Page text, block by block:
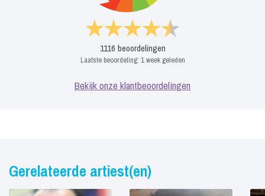
1116 beoordelingen
Laatste beoordeling: 1 week geleden
Bekijk onze klantbeoordelingen
Gerelateerde artiest(en)